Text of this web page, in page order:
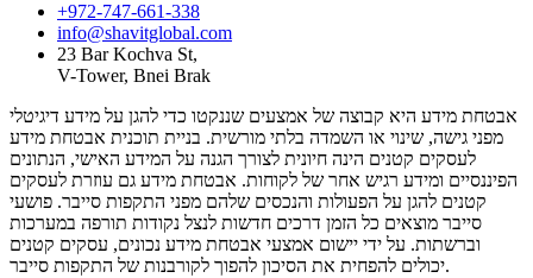
+972-747-661-338
info@shavitglobal.com
23 Bar Kochva St,
V-Tower, Bnei Brak
אבטחת מידע היא קבוצה של אמצעים שננקטו כדי להגן על מידע דיגיטלי
מפני גישה, שינוי או השמדה בלתי מורשית. בניית תוכנית אבטחת מידע
לעסקים קטנים הינה חיונית לצורך הגנה על המידע האישי, הנתונים
הפיננסיים ומידע רגיש אחר של לקוחות. אבטחת מידע גם עוזרת לעסקים
קטנים להגן על הפעולות והנכסים שלהם מפני התקפות סייבר. פושעי
סייבר מוצאים כל הזמן דרכים חדשות לנצל נקודות תורפה במערכות
וברשתות. על ידי יישום אמצעי אבטחת מידע נכונים, עסקים קטנים
יכולים להפחית את הסיכון להפוך לקורבנות של התקפות סייבר.